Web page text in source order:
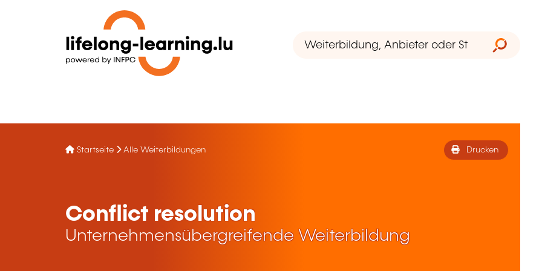
Startseite Alle Weiterbildungen Drucken
Conflict resolution
Unternehmensübergreifende Weiterbildung